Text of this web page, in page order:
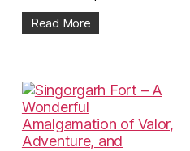
Read More